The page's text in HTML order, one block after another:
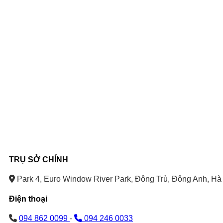
TRỤ SỞ CHÍNH
Park 4, Euro Window River Park, Đông Trù, Đông Anh,
Điện thoại
094 862 0099 - 094 246 0033